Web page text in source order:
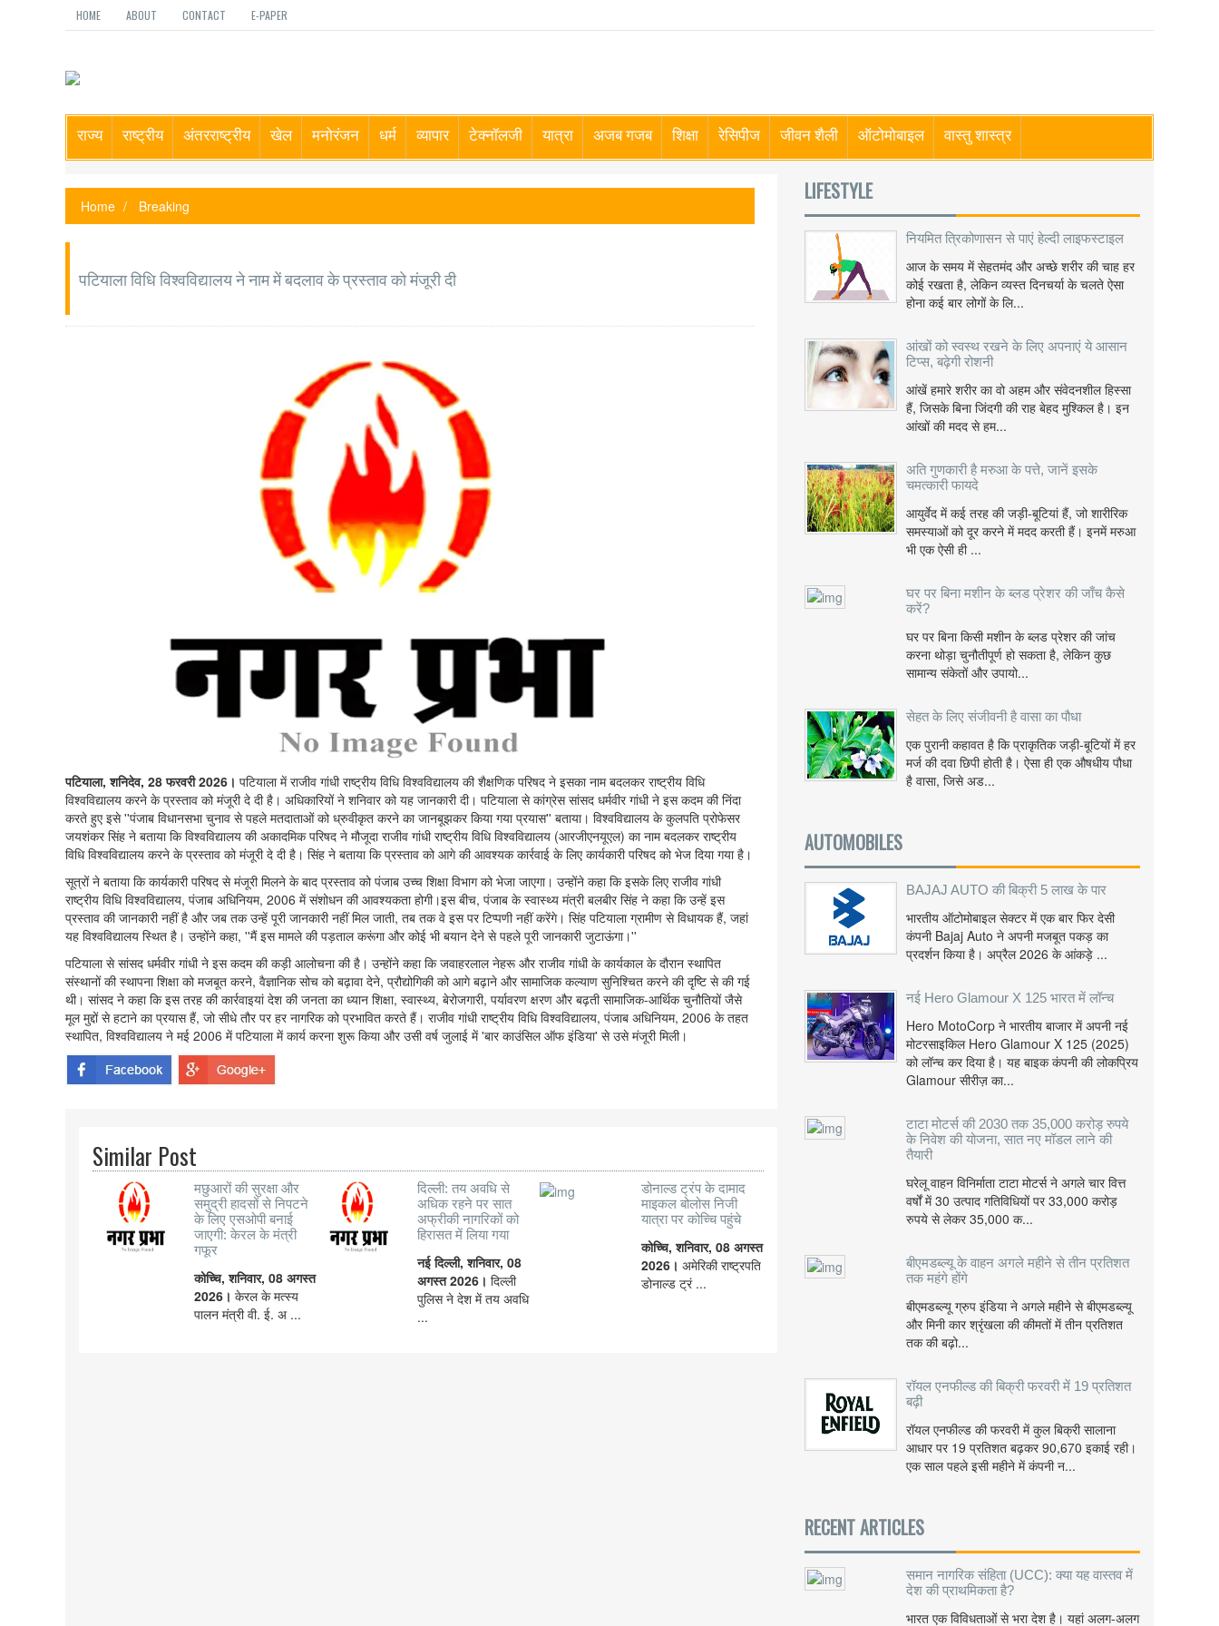
HOME ABOUT CONTACT E-PAPER
राज्य राष्ट्रीय अंतरराष्ट्रीय खेल मनोरंजन धर्म व्यापार टेक्नॉलजी यात्रा अजब गजब शिक्षा रेसिपीज जीवन शैली ऑटोमोबाइल वास्तु शास्त्र
Home Breaking
पटियाला विधि विश्वविद्यालय ने नाम में बदलाव के प्रस्ताव को मंजूरी दी
पटियाला, शनिदेव, 28 फरवरी 2026। पटियाला में राजीव गांधी राष्ट्रीय विधि विश्वविद्यालय की शैक्षणिक परिषद ने इसका नाम बदलकर राष्ट्रीय विधि
विश्वविद्यालय करने के प्रस्ताव को मंजूरी दे दी है। अधिकारियों ने शनिवार को यह जानकारी दी। पटियाला से कांग्रेस सांसद धर्मवीर गांधी ने इस कदम की निंदा
करते हुए इसे ''पंजाब विधानसभा चुनाव से पहले मतदाताओं को ध्रुवीकृत करने का जानबूझकर किया गया प्रयास'' बताया। विश्वविद्यालय के कुलपति प्रोफेसर
जयशंकर सिंह ने बताया कि विश्वविद्यालय की अकादमिक परिषद ने मौजूदा राजीव गांधी राष्ट्रीय विधि विश्वविद्यालय (आरजीएनयूएल) का नाम बदलकर राष्ट्रीय
विधि विश्वविद्यालय करने के प्रस्ताव को मंजूरी दे दी है। सिंह ने बताया कि प्रस्ताव को आगे की आवश्यक कार्रवाई के लिए कार्यकारी परिषद को भेज दिया गया है।
सूत्रों ने बताया कि कार्यकारी परिषद से मंजूरी मिलने के बाद प्रस्ताव को पंजाब उच्च शिक्षा विभाग को भेजा जाएगा। उन्होंने कहा कि इसके लिए राजीव गांधी
राष्ट्रीय विधि विश्वविद्यालय, पंजाब अधिनियम, 2006 में संशोधन की आवश्यकता होगी।इस बीच, पंजाब के स्वास्थ्य मंत्री बलबीर सिंह ने कहा कि उन्हें इस
प्रस्ताव की जानकारी नहीं है और जब तक उन्हें पूरी जानकारी नहीं मिल जाती, तब तक वे इस पर टिप्पणी नहीं करेंगे। सिंह पटियाला ग्रामीण से विधायक हैं, जहां
यह विश्वविद्यालय स्थित है। उन्होंने कहा, ''मैं इस मामले की पड़ताल करूंगा और कोई भी बयान देने से पहले पूरी जानकारी जुटाऊंगा।''
पटियाला से सांसद धर्मवीर गांधी ने इस कदम की कड़ी आलोचना की है। उन्होंने कहा कि जवाहरलाल नेहरू और राजीव गांधी के कार्यकाल के दौरान स्थापित
संस्थानों की स्थापना शिक्षा को मजबूत करने, वैज्ञानिक सोच को बढ़ावा देने, प्रौद्योगिकी को आगे बढ़ाने और सामाजिक कल्याण सुनिश्चित करने की दृष्टि से की गई
थी। सांसद ने कहा कि इस तरह की कार्रवाइयां देश की जनता का ध्यान शिक्षा, स्वास्थ्य, बेरोजगारी, पर्यावरण क्षरण और बढ़ती सामाजिक-आर्थिक चुनौतियों जैसे
मूल मुद्दों से हटाने का प्रयास हैं, जो सीधे तौर पर हर नागरिक को प्रभावित करते हैं। राजीव गांधी राष्ट्रीय विधि विश्वविद्यालय, पंजाब अधिनियम, 2006 के तहत
स्थापित, विश्वविद्यालय ने मई 2006 में पटियाला में कार्य करना शुरू किया और उसी वर्ष जुलाई में 'बार काउंसिल ऑफ इंडिया' से उसे मंजूरी मिली।
Similar Post
मछुआरों की सुरक्षा और
समुद्री हादसों से निपटने
के लिए एसओपी बनाई
जाएगी: केरल के मंत्री
गफूर
कोच्चि, शनिवार, 08 अगस्त
2026। केरल के मत्स्य
पालन मंत्री वी. ई. अ ...
दिल्ली: तय अवधि से
अधिक रहने पर सात
अफ्रीकी नागरिकों को
हिरासत में लिया गया
नई दिल्ली, शनिवार, 08
अगस्त 2026।दिल्ली
पुलिस ने देश में तय अवधि
...
डोनाल्ड ट्रंप के दामाद
माइकल बोलोस निजी
यात्रा पर कोच्चि पहुंचे
कोच्चि, शनिवार, 08 अगस्त
2026। अमेरिकी राष्ट्रपति
डोनाल्ड ट्रं ...
LIFESTYLE
नियमित त्रिकोणासन से पाएं हेल्दी लाइफस्टाइल
आज के समय में सेहतमंद और अच्छे शरीर की चाह हर
कोई रखता है, लेकिन व्यस्त दिनचर्या के चलते ऐसा
होना कई बार लोगों के लि...
आंखों को स्वस्थ रखने के लिए अपनाएं ये आसान
टिप्स, बढ़ेगी रोशनी
आंखें हमारे शरीर का वो अहम और संवेदनशील हिस्सा
हैं, जिसके बिना जिंदगी की राह बेहद मुश्किल है। इन
आंखों की मदद से हम...
अति गुणकारी है मरुआ के पत्ते, जानें इसके
चमत्कारी फायदे
आयुर्वेद में कई तरह की जड़ी-बूटियां हैं, जो शारीरिक
समस्याओं को दूर करने में मदद करती हैं। इनमें मरुआ
भी एक ऐसी ही ...
घर पर बिना मशीन के ब्लड प्रेशर की जाँच कैसे
करें?
घर पर बिना किसी मशीन के ब्लड प्रेशर की जांच
करना थोड़ा चुनौतीपूर्ण हो सकता है, लेकिन कुछ
सामान्य संकेतों और उपायो...
सेहत के लिए संजीवनी है वासा का पौधा
एक पुरानी कहावत है कि प्राकृतिक जड़ी-बूटियों में हर
मर्ज की दवा छिपी होती है। ऐसा ही एक औषधीय पौधा
है वासा, जिसे अड...
AUTOMOBILES
BAJAJ AUTO की बिक्री 5 लाख के पार
भारतीय ऑटोमोबाइल सेक्टर में एक बार फिर देसी
कंपनी Bajaj Auto ने अपनी मजबूत पकड़ का
प्रदर्शन किया है। अप्रैल 2026 के आंकड़े ...
नई Hero Glamour X 125 भारत में लॉन्च
Hero MotoCorp ने भारतीय बाजार में अपनी नई
मोटरसाइकिल Hero Glamour X 125 (2025)
को लॉन्च कर दिया है। यह बाइक कंपनी की लोकप्रिय
Glamour सीरीज़ का...
टाटा मोटर्स की 2030 तक 35,000 करोड़ रुपये
के निवेश की योजना, सात नए मॉडल लाने की
तैयारी
घरेलू वाहन विनिर्माता टाटा मोटर्स ने अगले चार वित्त
वर्षों में 30 उत्पाद गतिविधियों पर 33,000 करोड़
रुपये से लेकर 35,000 क...
बीएमडब्ल्यू के वाहन अगले महीने से तीन प्रतिशत
तक महंगे होंगे
बीएमडब्ल्यू ग्रुप इंडिया ने अगले महीने से बीएमडब्ल्यू
और मिनी कार श्रृंखला की कीमतों में तीन प्रतिशत
तक की बढ़ो...
रॉयल एनफील्ड की बिक्री फरवरी में 19 प्रतिशत
बढ़ी
रॉयल एनफील्ड की फरवरी में कुल बिक्री सालाना
आधार पर 19 प्रतिशत बढ़कर 90,670 इकाई रही।
एक साल पहले इसी महीने में कंपनी न...
RECENT ARTICLES
समान नागरिक संहिता (UCC): क्या यह वास्तव में
देश की प्राथमिकता है?
भारत एक विविधताओं से भरा देश है। यहां अलग-अलग